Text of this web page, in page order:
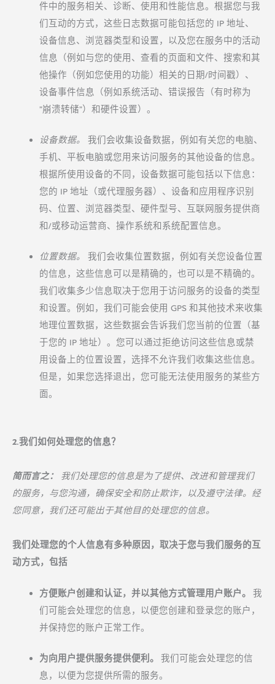
件中的服务相关、诊断、使用和性能信息。根据您与我
们互动的方式，这些日志数据可能包括您的 IP 地址、
设备信息、浏览器类型和设置，以及您在服务中的活动
信息（例如与您的使用、查看的页面和文件、搜索和其
他操作（例如您使用的功能）相关的日期/时间戳）、
设备事件信息（例如系统活动、错误报告（有时称为
"崩溃转储"）和硬件设置）。
设备数据。
我们会收集设备数据，例如有关您的电脑、
手机、平板电脑或您用来访问服务的其他设备的信息。
根据所使用设备的不同，设备数据可能包括以下信息：
您的 IP 地址（或代理服务器）、设备和应用程序识别
码、位置、浏览器类型、硬件型号、互联网服务提供商
和/或移动运营商、操作系统和系统配置信息。
位置数据。
我们会收集位置数据，例如有关您设备位置
的信息，这些信息可以是精确的，也可以是不精确的。
我们收集多少信息取决于您用于访问服务的设备的类型
和设置。例如，我们可能会使用 GPS 和其他技术来收集
地理位置数据，这些数据会告诉我们您当前的位置（基
于您的 IP 地址）。您可以通过拒绝访问这些信息或禁
用设备上的位置设置，选择不允许我们收集这些信息。
但是，如果您选择退出，您可能无法使用服务的某些方
面。
2.我们如何处理您的信息？
简而言之： 我们处理您的信息是为了提供、改进和管理我们
的服务，与您沟通，确保安全和防止欺诈，以及遵守法律。经
您同意，我们还可能出于其他目的处理您的信息。
我们处理您的个人信息有多种原因，取决于您与我们服务的互
动方式，包括
方便账户创建和认证，并以其他方式管理用户账户。 我
们可能会处理您的信息，以便您创建和登录您的账户，
并保持您的账户正常工作。
为向用户提供服务提供便利。 我们可能会处理您的信
息，以便为您提供所需的服务。